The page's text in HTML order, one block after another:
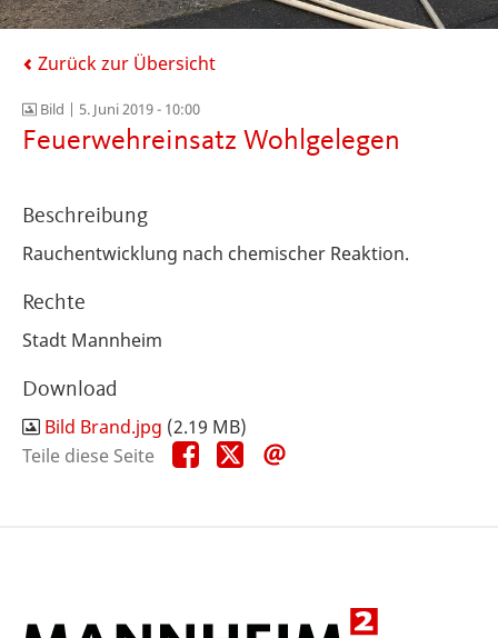
Zurück zur Übersicht
Bild | 5. Juni 2019 - 10:00
Feuerwehreinsatz Wohlgelegen
Beschreibung
Rauchentwicklung nach chemischer Reaktion.
Rechte
Stadt Mannheim
Download
Bild Brand.jpg (2.19 MB)
Teile diese Seite
Teile
diese
Teile
diese